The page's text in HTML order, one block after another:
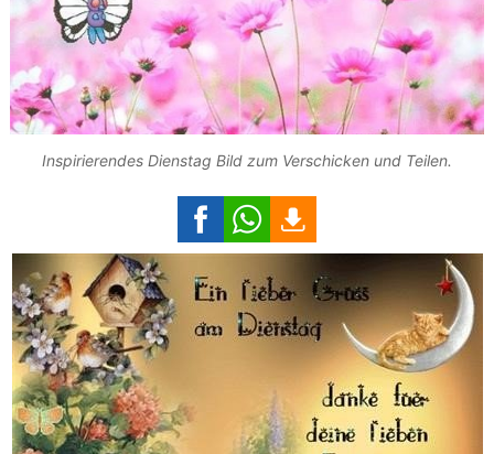
Inspirierendes Dienstag Bild zum Verschicken und Teilen.